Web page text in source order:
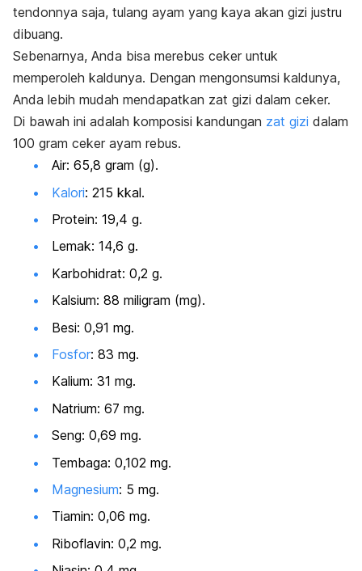
tendonnya saja, tulang ayam yang kaya akan gizi justru
dibuang.
Sebenarnya, Anda bisa merebus ceker untuk
memperoleh kaldunya. Dengan mengonsumsi kaldunya,
Anda lebih mudah mendapatkan zat gizi dalam ceker.
Di bawah ini adalah komposisi kandungan zat gizi dalam
100 gram ceker ayam rebus.
Air: 65,8 gram (g).
Kalori: 215 kkal.
Protein: 19,4 g.
Lemak: 14,6 g.
Karbohidrat: 0,2 g.
Kalsium: 88 miligram (mg).
Besi: 0,91 mg.
Fosfor: 83 mg.
Kalium: 31 mg.
Natrium: 67 mg.
Seng: 0,69 mg.
Tembaga: 0,102 mg.
Magnesium: 5 mg.
Tiamin: 0,06 mg.
Riboflavin: 0,2 mg.